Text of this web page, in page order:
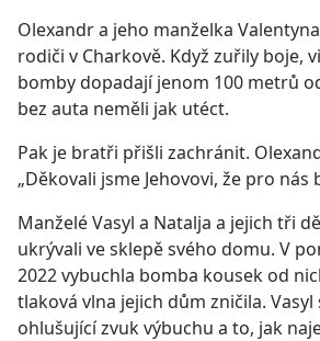
Olexandr a jeho manželka
rodiči v Charkově. Když zuřily boje,
bomby dopadají jenom 100 metrů
bez auta neměli jak utéct.
Pak je bratři přišli zachránit.
„Děkovali jsme Jehovovi, že pro nás
Manželé Vasyl a Natalja a jejich tři
ukrývali ve sklepě svého domu. V
2022 vybuchla bomba kousek od
tlaková vlna jejich dům zničila.
ohlušující zvuk výbuchu a to, jak